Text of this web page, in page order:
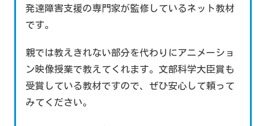
発達障害支援の専門家が監修しているネット教材
です。
親では教えきれない部分を代わりにアニメーショ
ン映像授業で教えてくれます。文部科学大臣賞も
受賞している教材ですので、ぜひ安心して頼って
みてください。